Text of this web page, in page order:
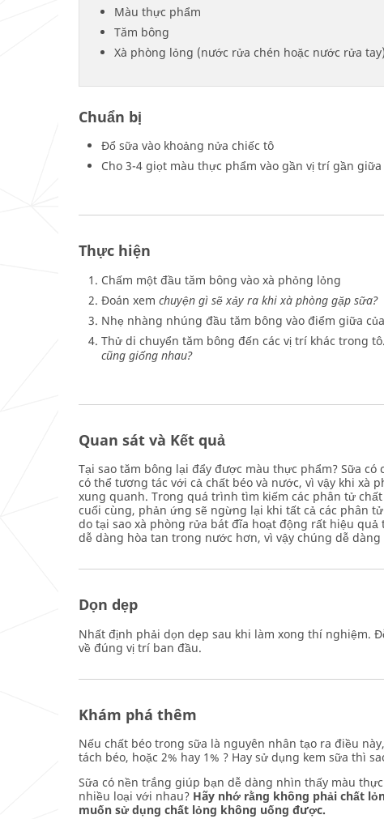
Màu thực phẩm
Tăm bông
Xà phòng lỏng (nước rửa chén hoặc nước rửa tay)
Chuẩn bị
Đổ sữa vào khoảng nửa chiếc tô
Cho 3-4 giọt màu thực phẩm vào gần vị trí gần
Thực hiện
Chấm một đầu tăm bông vào xà phỏng lỏng
Đoán xem chuyện gì sẽ xảy ra khi xà phòng gặp sữa?
Nhẹ nhàng nhúng đầu tăm bông vào điểm giữa
Thử di chuyển tăm bông đến các vị trí khác trong tô.
cũng giống nhau?
Quan sát và Kết quả
Tại sao tăm bông lại đẩy được màu thực phẩm? Sữa
có thể tương tác với cả chất béo và nước, vì vậy khi xà
xung quanh. Trong quá trình tìm kiếm các phân tử
cuối cùng, phản ứng sẽ ngừng lại khi tất cả các phân
do tại sao xà phòng rửa bát đĩa hoạt động rất hiệu
dễ dàng hòa tan trong nước hơn, vì vậy chúng dễ
Dọn dẹp
Nhất định phải dọn dẹp sau khi làm xong thí nghiệm.
về đúng vị trí ban đầu.
Khám phá thêm
Nếu chất béo trong sữa là nguyên nhân tạo ra điều
tách béo, hoặc 2% hay 1% ? Hay sử dụng kem sữa thì
Sữa có nền trắng giúp bạn dễ dàng nhìn thấy màu
nhiều loại với nhau? Hãy nhớ rằng không phải chất
muốn sử dụng chất lỏng không uống được.